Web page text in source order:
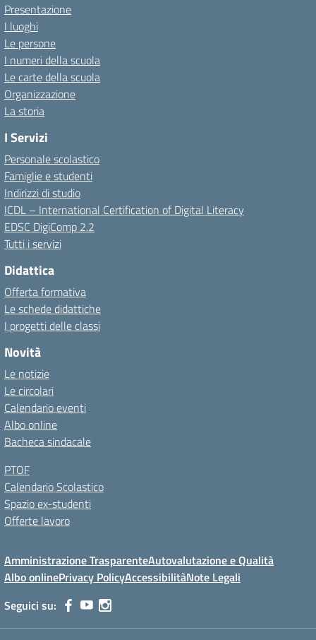
Presentazione
I luoghi
Le persone
I numeri della scuola
Le carte della scuola
Organizzazione
La storia
I Servizi
Personale scolastico
Famiglie e studenti
Indirizzi di studio
ICDL – International Certification of Digital Literacy
EDSC DigiComp 2.2
Tutti i servizi
Didattica
Offerta formativa
Le schede didattiche
I progetti delle classi
Novità
Le notizie
Le circolari
Calendario eventi
Albo online
Bacheca sindacale
PTOF
Calendario Scolastico
Spazio ex-studenti
Offerte lavoro
Amministrazione TrasparenteAutovalutazione e Qualità
Albo onlinePrivacy PolicyAccessibilitàNote Legali
Seguici su: